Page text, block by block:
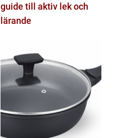
guide till aktiv lek och
lärande